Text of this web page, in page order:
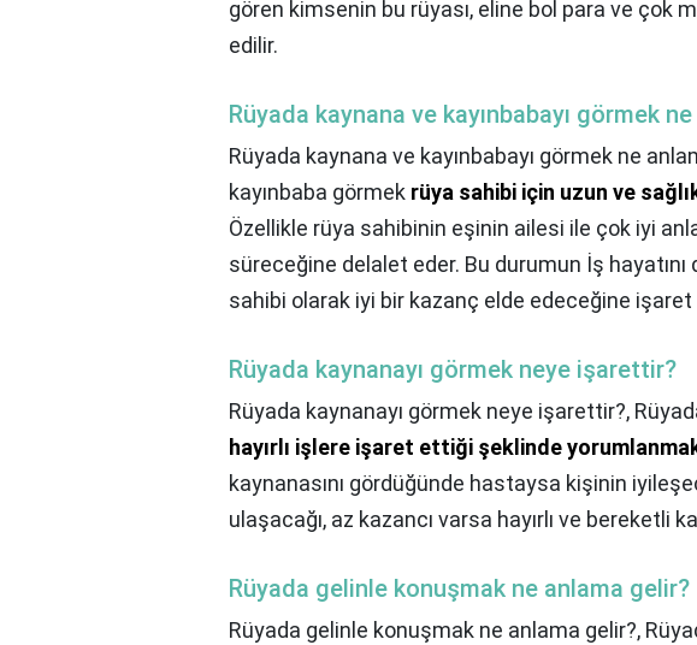
gören kimsenin bu rüyası, eline bol para ve çok
edilir.
Rüyada kaynana ve kayınbabayı görmek
Rüyada kaynana ve kayınbabayı görmek ne
kayınbaba görmek rüya sahibi için uzun ve
Özellikle rüya sahibinin eşinin ailesi ile çok iyi
süreceğine delalet eder. Bu durumun İş hayatını
sahibi olarak iyi bir kazanç elde edeceğine işaret
Rüyada kaynanayı görmek neye işarettir?
Rüyada kaynanayı görmek neye işarettir?,
hayırlı işlere işaret ettiği şeklinde
kaynanasını gördüğünde hastaysa kişinin
ulaşacağı, az kazancı varsa hayırlı ve bereketli
Rüyada gelinle konuşmak ne anlama gelir?
Rüyada gelinle konuşmak ne anlama gelir?,